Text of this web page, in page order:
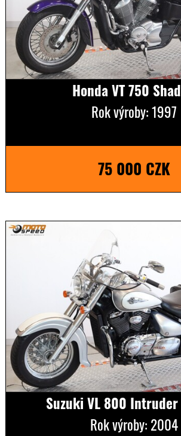
Honda VT 750
Rok výroby: 1997
75 000 CZK
Suzuki VL 800 Intruder
Rok výroby: 2004